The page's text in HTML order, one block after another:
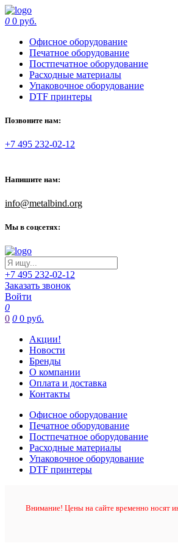
0 0 руб.
Офисное оборудование
Печатное оборудование
Постпечатное оборудование
Расходные материалы
Упаковочное оборудование
DTF принтеры
Позвоните нам:
+7 495 232-02-12
Напишите нам:
info@metalbind.org
Мы в соцсетях:
+7 495 232-02-12
Заказать звонок
Войти
0
0 0 0 руб.
Акции!
Новости
Бренды
О компании
Оплата и доставка
Контакты
Офисное оборудование
Печатное оборудование
Постпечатное оборудование
Расходные материалы
Упаковочное оборудование
DTF принтеры
Внимание! Цены на сайте временно носят